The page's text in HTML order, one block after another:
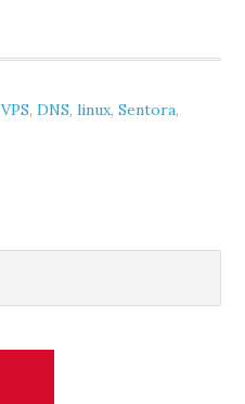
,DNS,linux,Sentora,